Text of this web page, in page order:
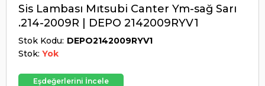
Sis Lambası Mıtsubi Canter Ym-sağ Sarı
.214-2009R | DEPO 2142009RYV1
Stok Kodu DEPO2142009RYV1
Stok: Yok
Eşdeğerlerini İncele